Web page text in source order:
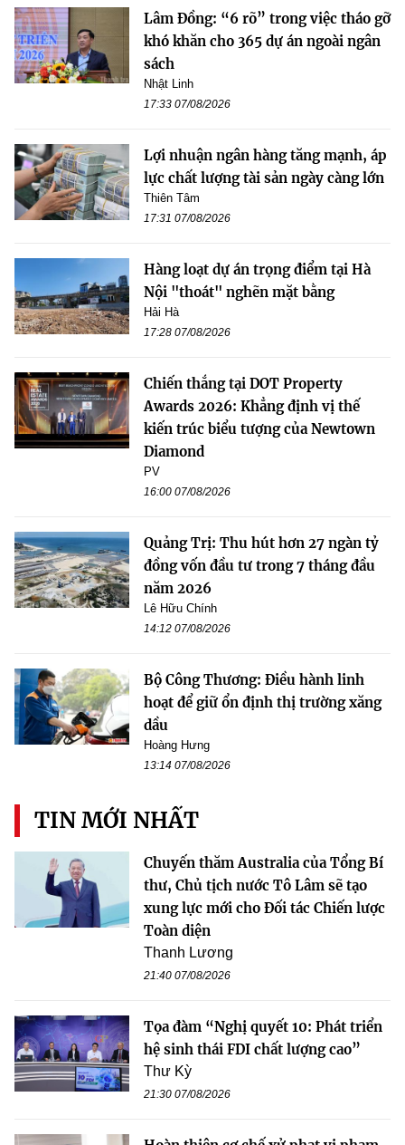
Lâm Đồng: “6 rõ” trong việc tháo gỡ
khó khăn cho 365 dự án ngoài ngân
sách
Nhật Linh
17:33 07/08/2026
Lợi nhuận ngân hàng tăng mạnh, áp
lực chất lượng tài sản ngày càng lớn
Thiên Tâm
17:31 07/08/2026
Hàng loạt dự án trọng điểm tại Hà
Nội "thoát" nghẽn mặt bằng
Hải Hà
17:28 07/08/2026
Chiến thắng tại DOT Property
Awards 2026: Khẳng định vị thế
kiến trúc biểu tượng của Newtown
Diamond
PV
16:00 07/08/2026
Quảng Trị: Thu hút hơn 27 ngàn tỷ
đồng vốn đầu tư trong 7 tháng đầu
năm 2026
Lê Hữu Chính
14:12 07/08/2026
Bộ Công Thương: Điều hành linh
hoạt để giữ ổn định thị trường xăng
dầu
Hoàng Hưng
13:14 07/08/2026
TIN MỚI NHẤT
Chuyến thăm Australia của Tổng Bí
thư, Chủ tịch nước Tô Lâm sẽ tạo
xung lực mới cho Đối tác Chiến lược
Toàn diện
Thanh Lương
21:40 07/08/2026
Tọa đàm “Nghị quyết 10: Phát triển
hệ sinh thái FDI chất lượng cao”
Thư Kỳ
21:30 07/08/2026